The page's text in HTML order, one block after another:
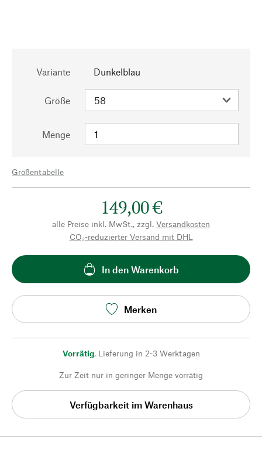
Variante Dunkelblau
Größe
Menge
Größentabelle
149,00 €
alle Preise inkl. MwSt., zzgl. Versandkosten
CO₂-reduzierter Versand mit DHL
In den Warenkorb
Merken
Vorrätig, Lieferung in 2-3 Werktagen
Zur Zeit nur in geringer Menge vorrätig
Verfügbarkeit im Warenhaus